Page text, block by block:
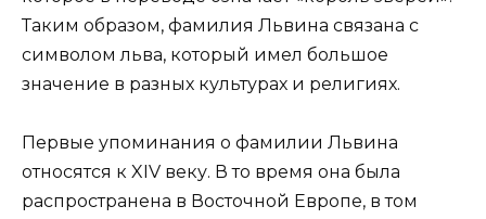
Таким образом, фамилия Львина связана с
символом льва, который имел большое
значение в разных культурах и религиях.
Первые упоминания о фамилии Львина
относятся к XIV веку. В то время она была
распространена в Восточной Европе, в том